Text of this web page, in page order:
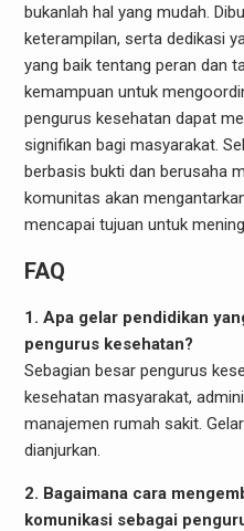
bukanlah hal yang mudah.
keterampilan, serta dedikasi
yang baik tentang peran dan
kemampuan untuk
pengurus kesehatan dapat
signifikan bagi masyarakat.
berbasis bukti dan berusaha
komunitas akan
mencapai tujuan untuk
FAQ
1. Apa gelar pendidikan
pengurus kesehatan?
Sebagian besar pengurus
kesehatan masyarakat,
manajemen rumah sakit.
dianjurkan.
2. Bagaimana cara
komunikasi sebagai